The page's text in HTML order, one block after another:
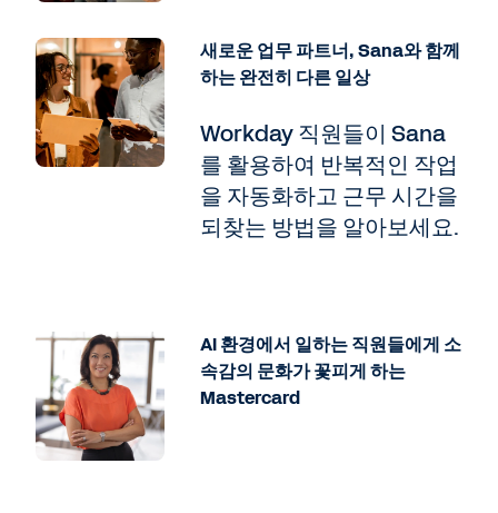
은 세 가지 차원에서 AI를 활용합니다. 첫째, 생
성형 AI로 우리가 일하는 속도를 높여 더 빠르고
스마트한 업무 수행을 지원합니다. 둘째,
Copilot을 통해 직원들이 일상 업무를 더 생산
적으로 수행하도록 지원합니다. 마지막은 바로
완전한 변화, 트랜스포메이션입니다. 진정한 비
즈니스 트랜스포메이션을 위해 어떻게 AI를 활
오늘의 주제는 어시스턴트 기능이나 가속화가
아니라 진정한 비즈니스 트랜스포메이션을 위해
AI를 어떻게 활용하느냐입니다. 그리고 아시다
시피 그 중심에 에이전트가 있습니다.
우리 모두 에이전트에 관한, 그리고 에이전트가
기업 환경에 가져올 변화에 관한 기대감에 부풀
새로운 업무 파트너, Sana와 함께
하는 완전히 다른 일상
Workday 직원들이 Sana
를 활용하여 반복적인 작업
을 자동화하고 근무 시간을
되찾는 방법을 알아보세요.
AI 환경에서 일하는 직원들에게 소
속감의 문화가 꽃피게 하는
Mastercard